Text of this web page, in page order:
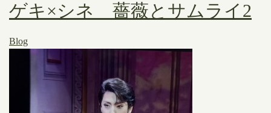
ゲキ×シネ 薔薇とサムライ2
Blog